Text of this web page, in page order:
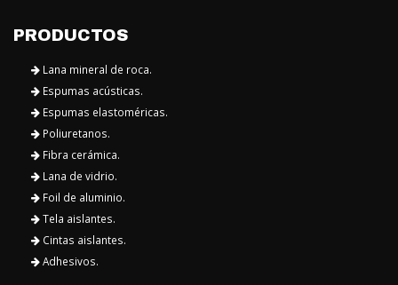
PRODUCTOS
Lana mineral de roca.
Espumas acústicas.
Espumas elastoméricas.
Poliuretanos.
Fibra cerámica.
Lana de vidrio.
Foil de aluminio.
Tela aislantes.
Cintas aislantes.
Adhesivos.